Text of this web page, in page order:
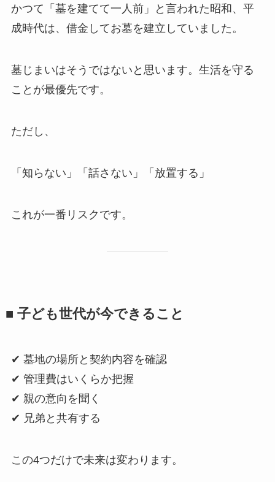
かつて「墓を建てて一人前」と言われた昭和、平
成時代は、借金してお墓を建立していました。
墓じまいはそうではないと思います。生活を守る
ことが最優先です。
ただし、
「知らない」「話さない」「放置する」
これが一番リスクです。
■ 子ども​世代が​今できる​こと
✔ 墓地の場所と契約内容を確認
✔ 管理費はいくらか把握
✔ 親の意向を聞く
✔ 兄弟と共有する
この4つだけで未来は変わります。